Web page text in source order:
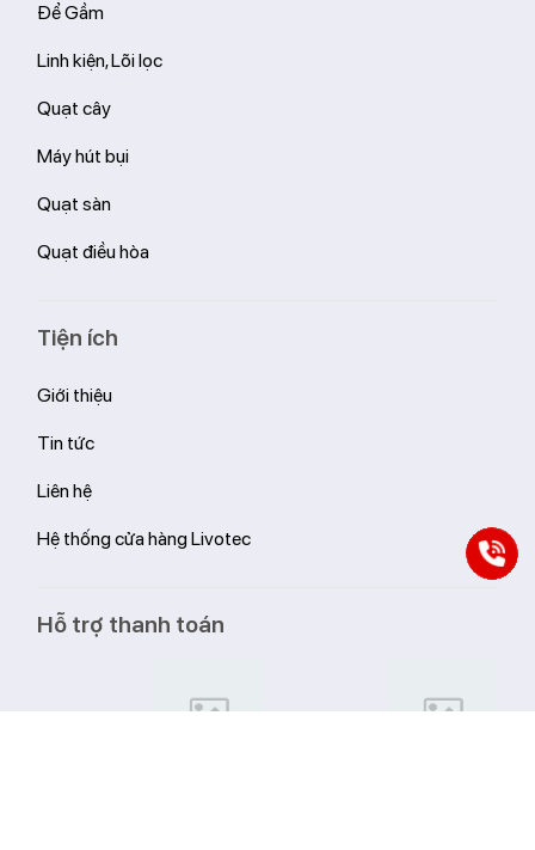
Để Gầm
Linh kiện, Lõi lọc
Quạt cây
Máy hút bụi
Quạt sàn
Quạt điều hòa
Tiện ích
Giới thiệu
Tin tức
Liên hệ
Hệ thống cửa hàng Livotec
Hỗ trợ thanh toán